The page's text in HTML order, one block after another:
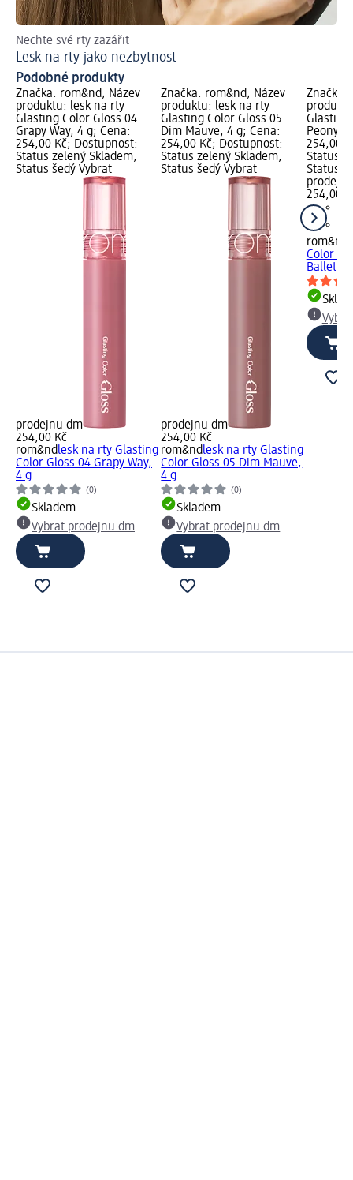
Nechte své rty zazářit
Lesk na rty jako nezbytnost
Podobné produkty
Značka: rom&nd; Název
produktu: lesk na rty
Glasting Color Gloss 04
Grapy Way, 4 g; Cena:
254,00 Kč; Dostupnost:
Status zelený Skladem,
Status šedý Vybrat
prodejnu dm
254,00 Kč
rom&ndlesk na rty Glasting
Color Gloss 04 Grapy Way,
4 g
(0)
Skladem
Vybrat prodejnu dm
Značka: rom&nd; Název
produktu: lesk na rty
Glasting Color Gloss 05
Dim Mauve, 4 g; Cena:
254,00 Kč; Dostupnost:
Status zelený Skladem,
Status šedý Vybrat
prodejnu dm
254,00 Kč
rom&ndlesk na rty Glasting
Color Gloss 05 Dim Mauve,
4 g
(0)
Skladem
Vybrat prodejnu dm
Značka:
Glasting
Peony
254,00
Status
Status
254,00
rom&nd
Color
Ballet, 4